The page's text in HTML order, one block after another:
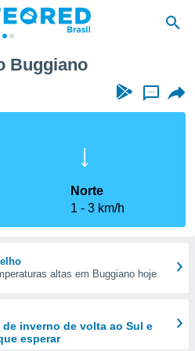
Buggiano
...
Norte
1
3 km/h
altas em Buggiano hoje
inverno de volta ao Sul e
esperar